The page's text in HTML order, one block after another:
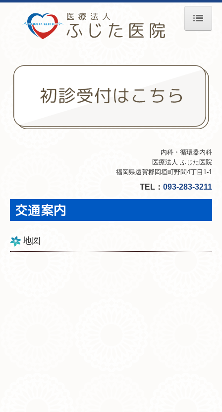
医師紹介
診療のご案内
内科・循環器内科
医療法人 ふじた医院
福岡県遠賀郡岡垣町野間4丁目1-1
TEL： 093-283-3211
交通案内
地図